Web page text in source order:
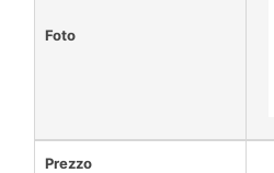
Foto
Prezzo